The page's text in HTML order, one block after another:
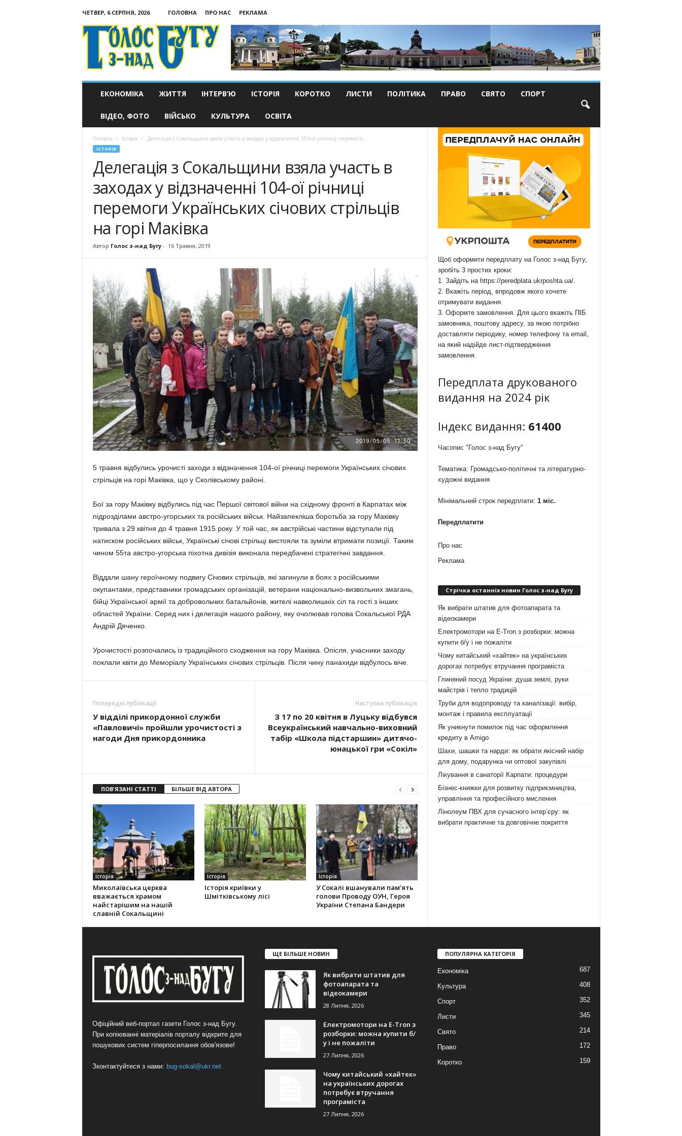
ЧЕТВЕР, 6 СЕРПНЯ, 2026 ГОЛОВНА ПРО НАС
РЕКЛАМА
Голос
з-
ЕКОНОМІКА ЖИТТЯ ІНТЕРВ’Ю ІСТОРІЯ КОРОТКО ЛИСТИ ПОЛІТИКА ПРАВО СВЯТО СПОРТ
ВІДЕО, ФОТО ВІЙСЬКО КУЛЬТУРА ОСВІТА
Головна Історія Делегація з Сокальщини взяла участь в заходах у відзначенні 104-ої річниці перемоги...
ІСТОРІЯ
Делегація з Сокальщини взяла участь в
заходах у відзначенні 104-ої річниці
перемоги Українських січових стрільців
на горі Маківка
Автор Голос з-над Бугу- 16 Травня, 2019
5 травня відбулись урочисті заходи з відзначення 104-ої річниці перемоги Українських січових
стрільців на горі Маківка, що у Сколівському районі.
Бої за гору Маківку відбулись під час Першої світової війни на східному фронті в Карпатах між
підрозділами австро-угорських та російських військ. Найзапекліша боротьба за гору Маківку
тривала з 29 квітня до 4 травня 1915 року. У той час, як австрійські частини відступали під
натиском російських військ, Українські січові стрільці вистояли та зуміли втримати позиції. Таким
чином 55та австро-угорська піхотна дивізія виконала передбачені стратегічні завдання.
Віддали шану героїчному подвигу Січових стрільців, які загинули в боях з російськими
окупантами, представники громадських організацій, ветерани національно-визвольних змагань,
бійці Української армії та добровольчих батальйонів, жителі навколишніх сіл та гості з інших
областей України. Серед них і делегація нашого району, яку очолював голова Сокальської РДА
Андрій Дяченко.
Урочистості розпочались із традиційного сходження на гору Маківка. Опісля, учасники заходу
поклали квіти до Меморіалу Українських січових стрільців. Після чину панахиди відбулось віче.
Попередні публікації
У відділі прикордонної служби
«Павловичі» пройшли урочистості з
нагоди Дня прикордонника
Наступна публікація
З 17 по 20 квітня в Луцьку відбувся
Всеукраїнський навчально-виховний
табір «Школа підстаршин» дитячо-
юнацької гри «Сокіл»
ПОВ'ЯЗАНІ СТАТТІ БІЛЬШЕ ВІД АВТОРА
Історія
Миколаївська церква
вважається храмом
найстарішим на нашій
славній Сокальщині
Історія
Історія криївки у
Шмітківському лісі
Історія
У Сокалі вшанували пам’ять
голови Проводу ОУН, Героя
України Степана Бандери
Щоб оформити передплату на Голос з-над Бугу,
зробіть 3 простих кроки:
1. Зайдіть на https://peredplata.ukrposhta.ua/.
2. Вкажіть період, впродовж якого хочете
отримувати видання.
3. Оформте замовлення. Для цього вкажіть ПІБ
замовника, поштову адресу, за якою потрібно
доставляти періодику, номер телефону та email,
на який надійде лист-підтвердження
замовлення.
Передплата друкованого
видання на 2024 рік
Індекс видання: 61400
Часопис "Голос з-над Бугу"
Тематика: Громадсько-політичні та літературно-
художні видання
Мінімальний строк передплати: 1 міс.
Передплатити
Про нас
Реклама
Стрічка останніх новин Голос з-над Бугу
Як вибрати штатив для фотоапарата та
відеокамери
Електромотори на E-Tron з розборки: можна
купити б/у і не пожаліти
Чому китайський «хайтек» на українських
дорогах потребує втручання програміста
Глиняний посуд України: душа землі, руки
майстрів і тепло традицій
Труби для водопроводу та каналізації: вибір,
монтаж і правила експлуатації
Як уникнути помилок під час оформлення
кредиту в Amigo
Шахи, шашки та нарди: як обрати якісний набір
для дому, подарунка чи оптової закупівлі
Лікування в санаторії Карпати: процедури
Бізнес-книжки для розвитку підприємництва,
управління та професійного мислення
Лінолеум ПВХ для сучасного інтер’єру: як
вибрати практичне та довговічне покриття
Офіційний веб-портал газети Голос з-над Бугу.
При копіюванні матеріалів порталу відкрите для
пошукових систем гіперпосилання обов'язове!
Зконтактуйтеся з нами: bug-sokal@ukr.net
ЩЕ БІЛЬШЕ НОВИН
Як вибрати штатив для
фотоапарата та
відеокамери
28 Липня, 2026
Електромотори на E-Tron з
розборки: можна купити б/
у і не пожаліти
27 Липня, 2026
Чому китайський «хайтек»
на українських дорогах
потребує втручання
програміста
27 Липня, 2026
ПОПУЛЯРНА КАТЕГОРІЯ
Економіка 687
Культура 408
Спорт 352
Листи 345
Свято 214
Право 172
Коротко 159